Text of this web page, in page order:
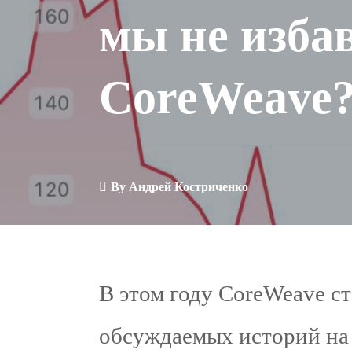
мы не
By Андрей Костриченко
В этом году CoreWeave
обсуждаемых историй